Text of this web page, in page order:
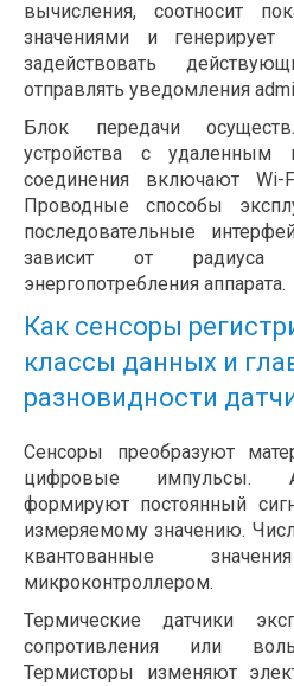
вычисления, соотносит
значениями и
задействовать
отправлять уведомления
Блок передачи
устройства с удаленным
соединения включают
Проводные способы
последовательные
зависит от радиуса
энергопотребления аппарата.
Как сенсоры
классы данных и
разновидности
Сенсоры преобразуют
цифровые импульсы.
формируют постоянный
измеряемому значению.
квантованные
микроконтроллером.
Термические датчики
сопротивления или
Термисторы изменяют